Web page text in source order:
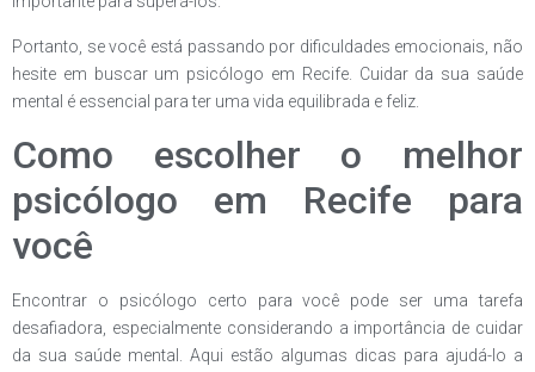
Portanto, se você está passando por dificuldades emocionais, não
hesite em buscar um psicólogo em Recife. Cuidar da sua saúde
mental é essencial para ter uma vida equilibrada e feliz.
Como escolher o melhor
psicólogo em Recife para
você
Encontrar o psicólogo certo para você pode ser uma tarefa
desafiadora, especialmente considerando a importância de cuidar
da sua saúde mental. Aqui estão algumas dicas para ajudá-lo a